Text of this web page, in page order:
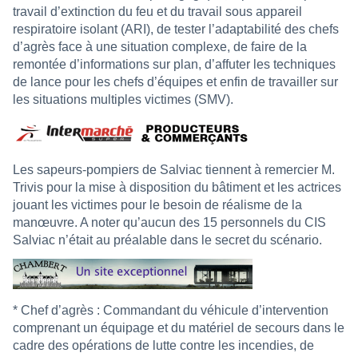
travail d’extinction du feu et du travail sous appareil
respiratoire isolant (ARI), de tester l’adaptabilité des chefs
d’agrès face à une situation complexe, de faire de la
remontée d’informations sur plan, d’affuter les techniques
de lance pour les chefs d’équipes et enfin de travailler sur
les situations multiples victimes (SMV).
Les sapeurs-pompiers de Salviac tiennent à remercier M.
Trivis pour la mise à disposition du bâtiment et les actrices
jouant les victimes pour le besoin de réalisme de la
manœuvre. A noter qu’aucun des 15 personnels du CIS
Salviac n’était au préalable dans le secret du scénario.
* Chef d’agrès : Commandant du véhicule d’intervention
comprenant un équipage et du matériel de secours dans le
cadre des opérations de lutte contre les incendies, de